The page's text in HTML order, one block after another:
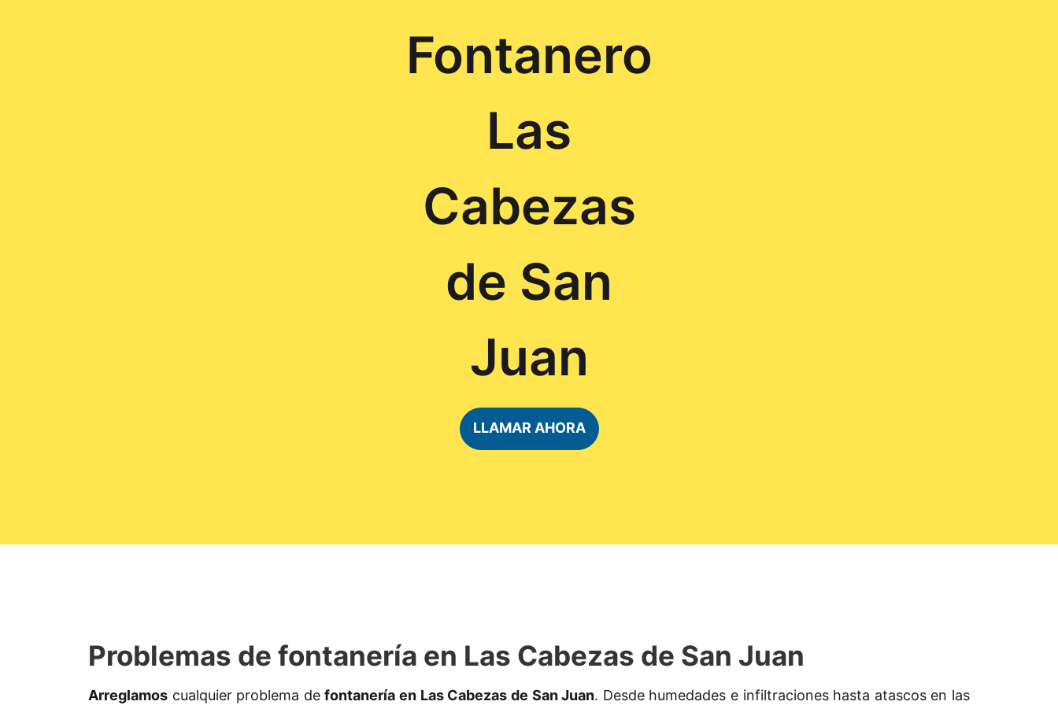
Fontanero
Las
Cabezas
de San
Juan
LLAMAR AHORA
Problemas de fontanería en Las Cabezas de San Juan
Arreglamos cualquier problema defontanería en Las Cabezas de San Juan. Desde humedades e infiltraciones hasta atascos en las